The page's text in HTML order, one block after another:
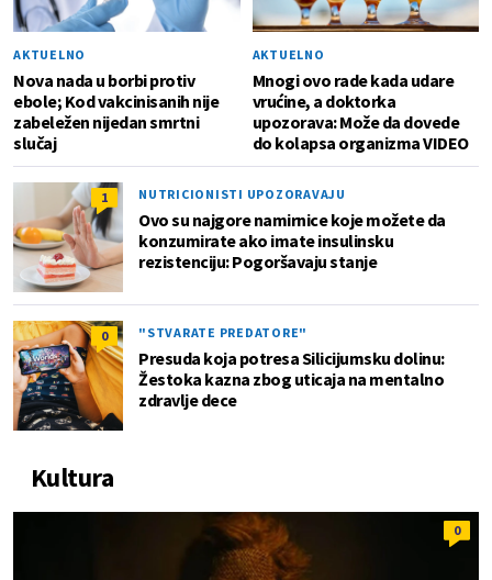
AKTUELNO
Nova nada u borbi protiv
ebole; Kod vakcinisanih nije
zabeležen nijedan smrtni
slučaj
AKTUELNO
Mnogi ovo rade kada udare
vrućine, a doktorka
upozorava: Može da dovede
do kolapsa organizma VIDEO
1 NUTRICIONISTI UPOZORAVAJU
Ovo su najgore namirnice koje možete da
konzumirate ako imate insulinsku
rezistenciju: Pogoršavaju stanje
0 "STVARATE PREDATORE"
Presuda koja potresa Silicijumsku dolinu:
Žestoka kazna zbog uticaja na mentalno
zdravlje dece
Kultura
0